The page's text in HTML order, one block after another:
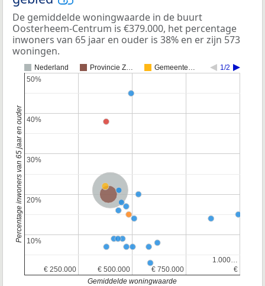
De gemiddelde woningwaarde in de buurt
Oosterheem-Centrum is €379.000, het percentage
inwoners van 65 jaar en ouder is 38% en er zijn 573
woningen.
Nederland Provincie Z… Gemeente… 1/2
Nederland
Provincie Zuid-Holland
€ 250.000
€ 250.000 € 500.000
€ 500.000 € 750.000
€ 750.000 €
€
1.000…
1.000…
10%
10%
20%
20%
30%
30%
40%
40%
50%
50%
Gemiddelde woningwaarde
Percentage inwoners van 65 jaar en ouder